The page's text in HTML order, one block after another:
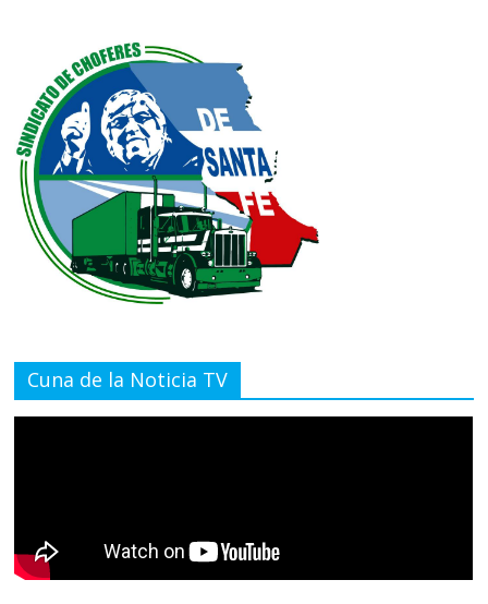
Cuna de la Noticia TV